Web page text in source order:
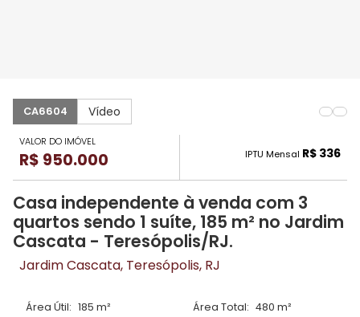
CA6604 Vídeo
VALOR DO IMÓVEL
R$ 950.000 IPTU Mensal R$ 336
Casa independente à venda com 3
quartos sendo 1 suíte, 185 m² no Jardim
Cascata - Teresópolis/RJ.
Jardim Cascata, Teresópolis, RJ
Área Útil: 185 m² Área Total: 480 m²